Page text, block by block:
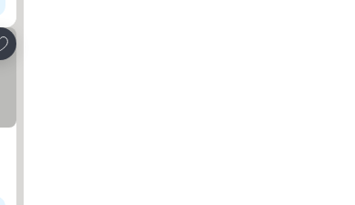
aos favoritos